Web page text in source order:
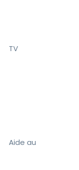
TV
Aide au